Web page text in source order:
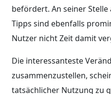
befördert. An seiner
Tipps sind ebenfalls
Nutzer nicht Zeit damit
Die interessanteste
zusammenzustellen,
tatsächlicher Nutzung zu